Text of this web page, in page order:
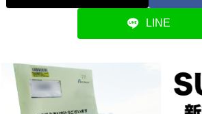
LINE